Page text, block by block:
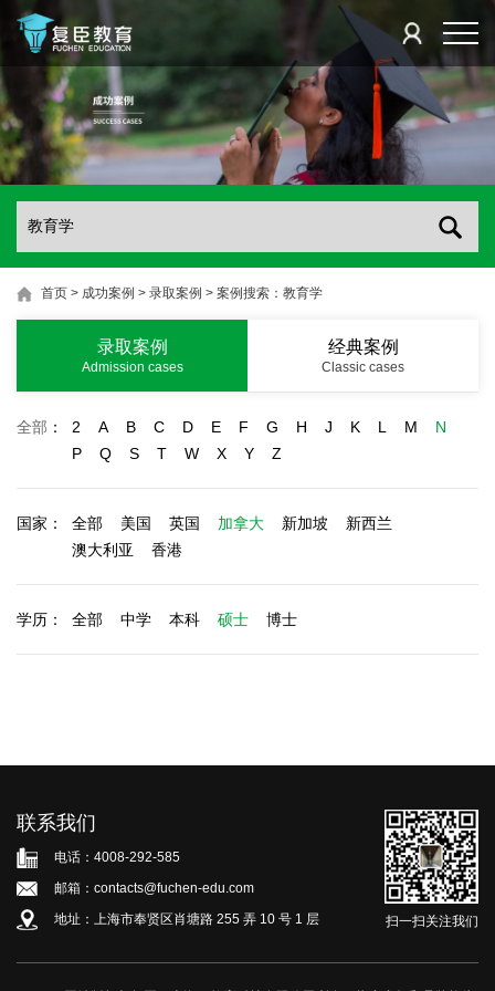
首页 > 成功案例 > 录取案例 > 案例搜索：教育学
录取案例
Admission cases
经典案例
Classic cases
全部 ： 2 A B C D E F G H J K L M
N
P
Q S T W X Y Z
国家： 全部 美国 英国 加拿大 新加坡
新西兰
澳大利亚
香港
学历： 全部 中学 本科 硕士 博士
联系我们
电话：4008-292-585
邮箱：contacts@fuchen-edu.com
地址：上海市奉贤区肖塘路 255 弄 10 号 1 层
扫一扫关注我们